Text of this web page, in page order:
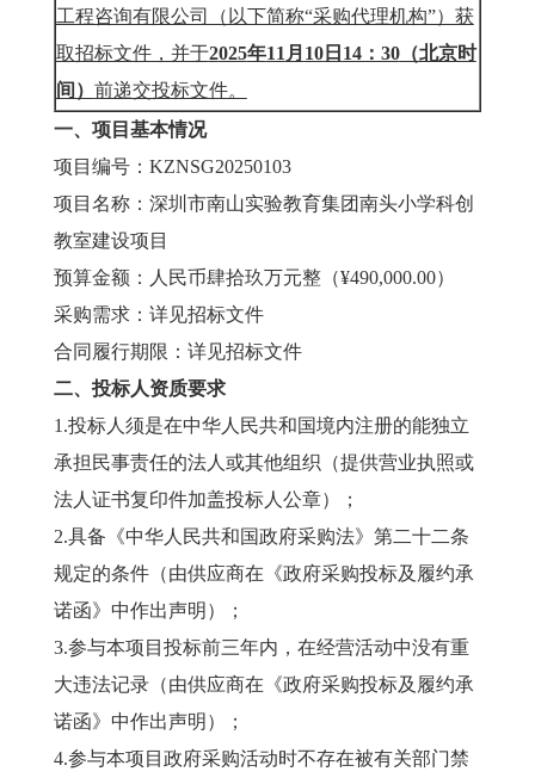
工程咨询有限公司（以下简称“采购代理机构”）获
取招标文件，并于2025年11 月 10日 14：30（北京时
间） 前递交投标文件。
一、项目基本情况
项目编号：KZNSG20250103
项目名称：深圳市南山实验教育集团南头小学科创
教室建设项目
预算金额：人民币肆拾玖万元整（¥490,000.00）
采购需求：详见招标文件
合同履行期限：详见招标文件
二、投标人资质要求
1.投标人须是在中华人民共和国境内注册的能独立
承担民事责任的法人或其他组织（提供营业执照或
法人证书复印件加盖投标人公章）；
2.具备《中华人民共和国政府采购法》第二十二条
规定的条件（由供应商在《政府采购投标及履约承
诺函》中作出声明）；
3.参与本项目投标前三年内，在经营活动中没有重
大违法记录（由供应商在《政府采购投标及履约承
诺函》中作出声明）；
4.参与本项目政府采购活动时不存在被有关部门禁